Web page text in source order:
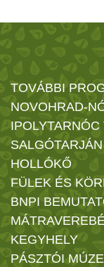
TOVÁBBI
NOVOHRAD-
HOLLÓKŐ
FÜLEK ÉS
BNPI
KEGYHELY
PÁSZTÓI